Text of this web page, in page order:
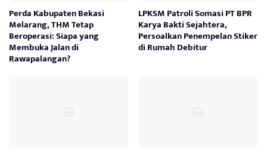
Perda Kabupaten Bekasi
Melarang, THM Tetap
Beroperasi: Siapa yang
Membuka Jalan di
Rawapalangan?
LPKSM Patroli Somasi PT BPR
Karya Bakti Sejahtera,
Persoalkan Penempelan Stiker
di Rumah Debitur